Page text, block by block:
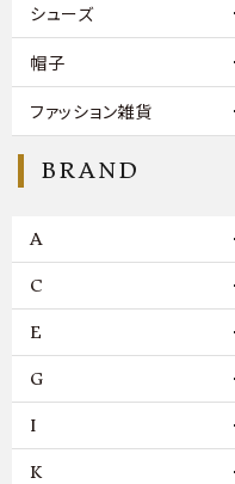
シューズ
帽子
ファッション雑貨
BRAND
A
C
E
G
I
K